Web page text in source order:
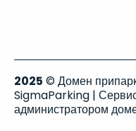
2025 © Домен
SigmaParking |
администратором